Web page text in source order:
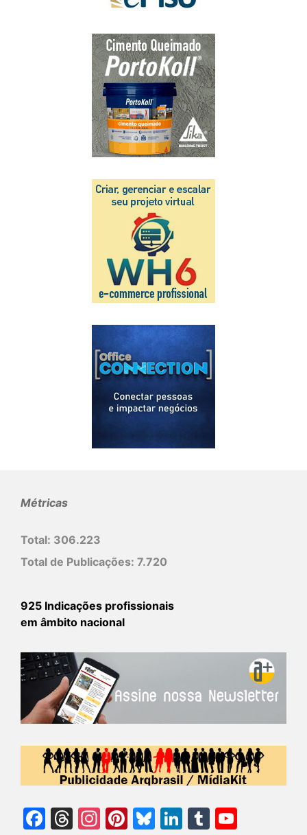
Métricas
Total: 306.223
Total de Publicações: 7.720
925 Indicações profissionais
em âmbito nacional
Facebook
Threads
Instagram
Pinterest
Bluesky
LinkedIn
Tumblr